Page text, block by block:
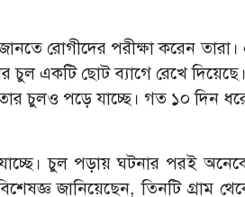
রোগীদের পরীক্ষা করেন
চুল একটি ছোট ব্যাগে রেখে দিয়েছে।
চুলও পড়ে যাচ্ছে। গত ১০ দিন
চুল পড়ায় ঘটনার পরই
জানিয়েছেন, তিনটি গ্রাম